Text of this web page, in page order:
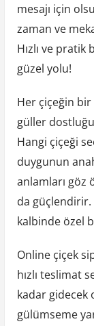
mesajı için
zaman ve
Hızlı ve
güzel yolu!
Her çiçeğin bir
güller
Hangi çiçeği
duygunun
anlamları göz
da
kalbinde özel
Online çiçek
hızlı teslimat
kadar gidecek
gülümseme